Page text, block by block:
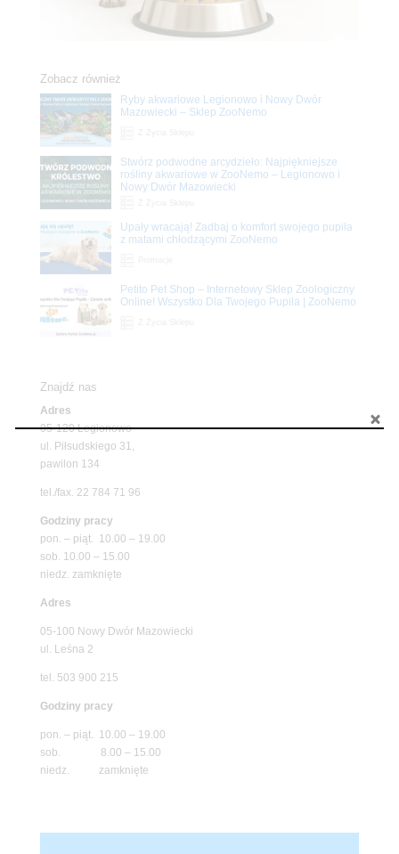
Zobacz również
Ryby akwariowe Legionowo i Nowy Dwór
Mazowiecki – Sklep ZooNemo
Stwórz podwodne arcydzieło: Najpiękniejsze
rośliny akwariowe w ZooNemo – Legionowo i
Nowy Dwór Mazowiecki
Upały wracają! Zadbaj o komfort swojego pupila
z matami chłodzącymi ZooNemo
Petito Pet Shop – Internetowy Sklep Zoologiczny
Online! Wszystko Dla Twojego Pupila | ZooNemo
Znajdź nas
Adres
05-120 Legionowo
ul. Piłsudskiego 31,
pawilon 134
tel./fax. 22 784 71 96
Godziny pracy
pon. – piąt. 10.00 – 19.00
sob. 10.00 – 15.00
niedz. zamknięte
Adres
05-100 Nowy Dwór Mazowiecki
ul. Leśna 2
tel. 503 900 215
Godziny pracy
pon. – piąt. 10.00 – 19.00
sob. 8.00 – 15.00
niedz. zamknięte